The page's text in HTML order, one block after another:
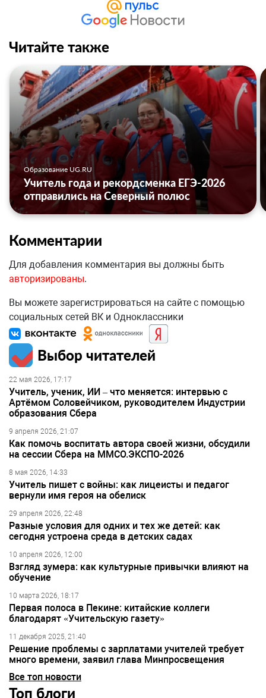
Читайте также
Образование UG.RU
Учитель года и рекордсменка ЕГЭ-2026
отправились на Северный полюс
Комментарии
Для добавления комментария вы должны быть
авторизированы.
Вы можете зарегистрироваться на сайте с помощью
социальных сетей ВК и Одноклассники
Выбор читателей
22 мая 2026, 17:17
Учитель, ученик, ИИ – что меняется: интервью с
Артёмом Соловейчиком, руководителем Индустрии
образования Сбера
9 апреля 2026, 21:07
Как помочь воспитать автора своей жизни, обсудили
на сессии Сбера на ММСО.ЭКСПО-2026
8 мая 2026, 14:33
Учитель пишет с войны: как лицеисты и педагог
вернули имя героя на обелиск
29 апреля 2026, 22:48
Разные условия для одних и тех же детей: как
сегодня устроена среда в детских садах
10 апреля 2026, 12:00
Взгляд зумера: как культурные привычки влияют на
обучение
10 марта 2026, 18:17
Первая полоса в Пекине: китайские коллеги
благодарят «Учительскую газету»
11 декабря 2025, 21:40
Решение проблемы с зарплатами учителей требует
много времени, заявил глава Минпросвещения
Все топ новости
Топ блоги